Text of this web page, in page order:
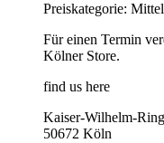
Preiskategorie:
Für einen Termin
Kölner Store.
find us here
Kaiser-Wilhelm-
50672 Köln